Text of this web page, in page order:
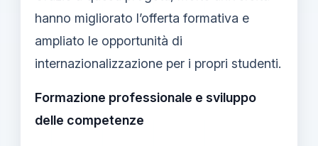
hanno migliorato l’offerta formativa e
ampliato le opportunità di
internazionalizzazione per i propri studenti.
Formazione professionale e sviluppo
delle competenze